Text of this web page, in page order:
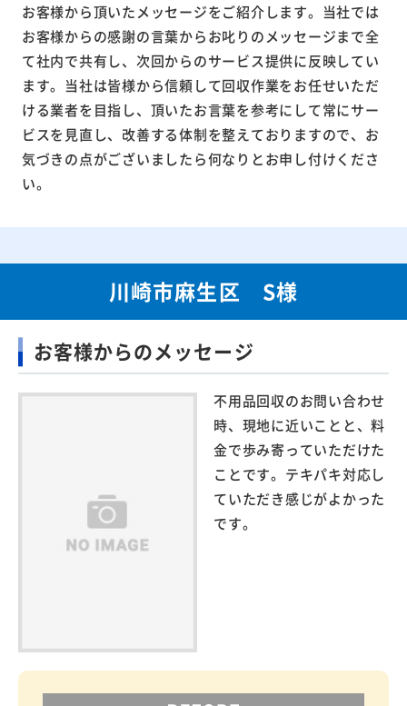
お客様から頂いたメッセージをご紹介します。当社では
お客様からの感謝の言葉からお叱りのメッセージまで全
て社内で共有し、次回からのサービス提供に反映してい
ます。当社は皆様から信頼して回収作業をお任せいただ
ける業者を目指し、頂いたお言葉を参考にして常にサー
ビスを見直し、改善する体制を整えておりますので、お
気づきの点がございましたら何なりとお申し付けくださ
い。
川崎市麻生区 S様
お客様からのメッセージ
不用品回収のお問い合わせ
時、現地に近いことと、料
金で歩み寄っていただけた
ことです。テキパキ対応し
ていただき感じがよかった
です。